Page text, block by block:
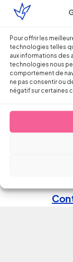
Pour offrir les
technologies telles
aux informations des
technologies nous
comportement de
ne pas consentir ou
négatif sur certaines
Autrice
Sandra
Avocat of